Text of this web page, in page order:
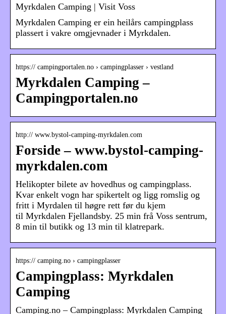
Myrkdalen Camping | Visit Voss
Myrkdalen Camping er ein heilårs campingplass
plassert i vakre omgjevnader i Myrkdalen.
https:// campingportalen.no › campingplasser › vestland
Myrkdalen Camping –
Campingportalen.no
http:// www.bystol-camping-myrkdalen.com
Forside – www.bystol-camping-
myrkdalen.com
Helikopter bilete av hovedhus og campingplass.
Kvar enkelt vogn har spikertelt og ligg romslig og
fritt i Myrdalen til høgre rett før du kjem
til Myrkdalen Fjellandsby. 25 min frå Voss sentrum,
8 min til butikk og 13 min til klatrepark.
https:// camping.no › campingplasser
Campingplass: Myrkdalen
Camping
Camping.no – Campingplass: Myrkdalen Camping